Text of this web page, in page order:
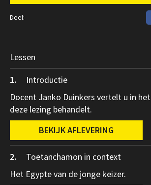
Deel:
Lessen
1.
Introductie
Docent Janko Duinkers vertelt u in
deze lezing behandelt.
BEKIJK AFLEVERING
2. Toetanchamon in context
Het Egypte van de jonge keizer.